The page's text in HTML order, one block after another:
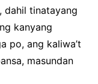
dahil tinatayang
kanyang
po, ang kaliwa’t
masundan